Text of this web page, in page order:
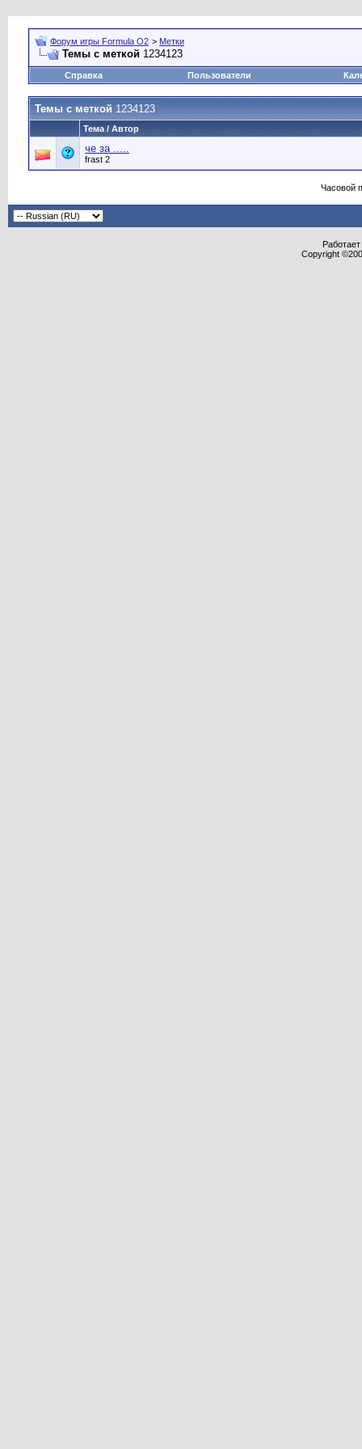
Форум игры Formula O2 > Метки
Темы с меткой 1234123
Справка Пользователи
Темы с меткой 1234123
Тема / Автор
че за .....
frast 2
Часовой
Copyright